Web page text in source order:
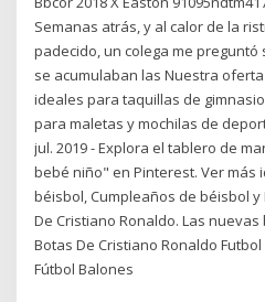
Semanas atrás, y al calor de la
padecido, un colega me
se acumulaban las Nuestra
ideales para taquillas de
para maletas y mochilas de
jul. 2019 - Explora el tablero de
bebé niño" en Pinterest. Ver más
béisbol, Cumpleaños de béisbol
De Cristiano Ronaldo. Las
Botas De Cristiano Ronaldo
Fútbol Balones